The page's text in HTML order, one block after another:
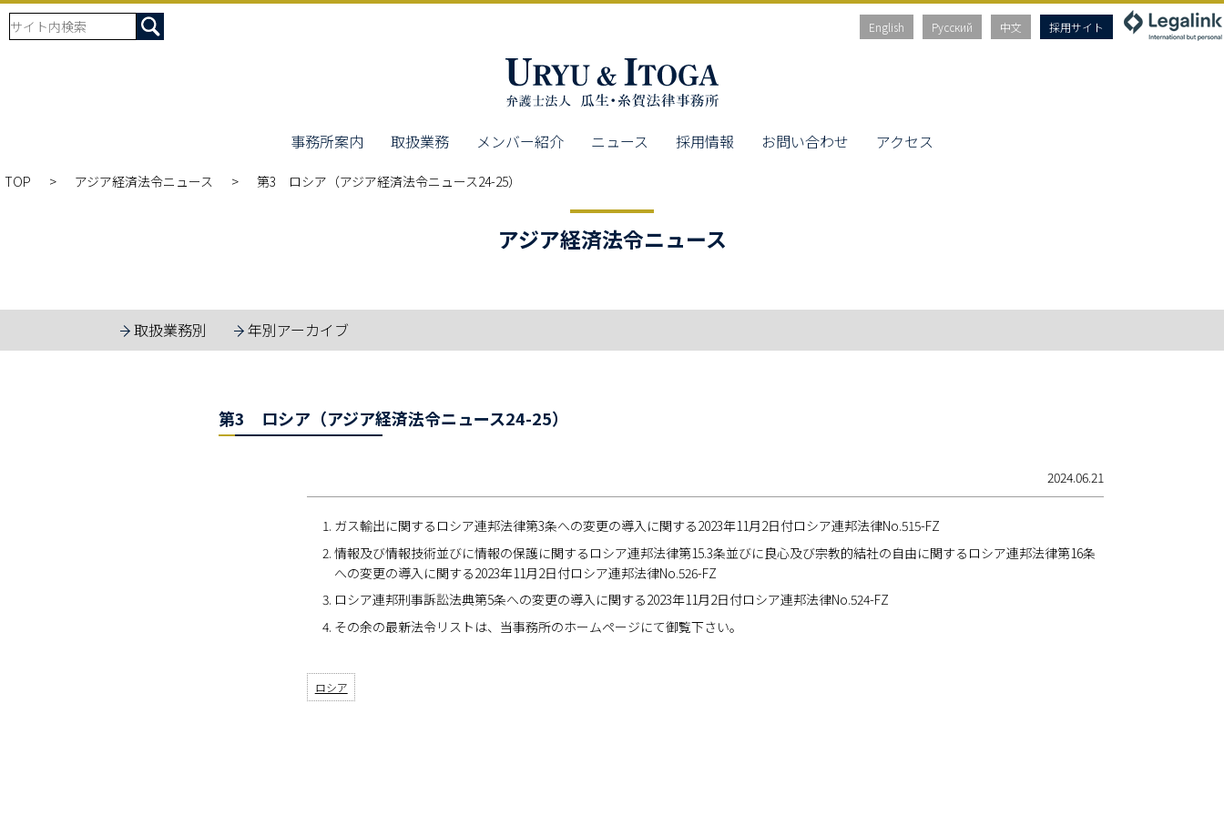
English Русский 中文 採用サイト
事務所案内 取扱業務 メンバー紹介 ニュース 採用情報 お問い合わせ アクセス
TOP アジア経済法令ニュース 第3 ロシア（アジア経済法令ニュース24-25）
アジア経済法令ニュース
取扱業務別 年別アーカイブ
第3 ロシア（アジア経済法令ニュース24-25）
2024.06.21
ガス輸出に関するロシア連邦法律第3条への変更の導入に関する2023年11月2日付ロシア連邦法律No.515-FZ
情報及び情報技術並びに情報の保護に関するロシア連邦法律第15.3条並びに良心及び宗教的結社の自由に関するロシア連邦法律第16条
への変更の導入に関する2023年11月2日付ロシア連邦法律No.526-FZ
ロシア連邦刑事訴訟法典第5条への変更の導入に関する2023年11月2日付ロシア連邦法律No.524-FZ
その余の最新法令リストは、当事務所のホームページにて御覧下さい。
ロシア